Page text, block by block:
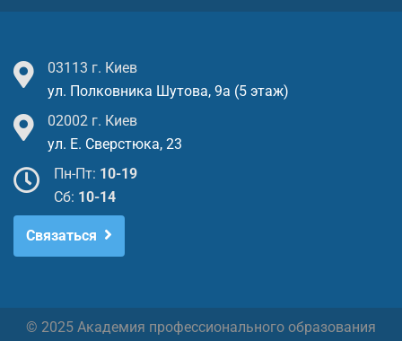
03113 г. Киев
ул. Полковника Шутова, 9а (5 этаж)
02002 г. Киев
ул. Е. Сверстюка, 23
Пн-Пт: 10-19
Cб: 10-14
Связаться
© 2025 Академия профессионального образования